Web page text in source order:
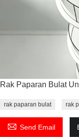
Rak Paparan Bulat
rak paparan bulat rak
 Send Email